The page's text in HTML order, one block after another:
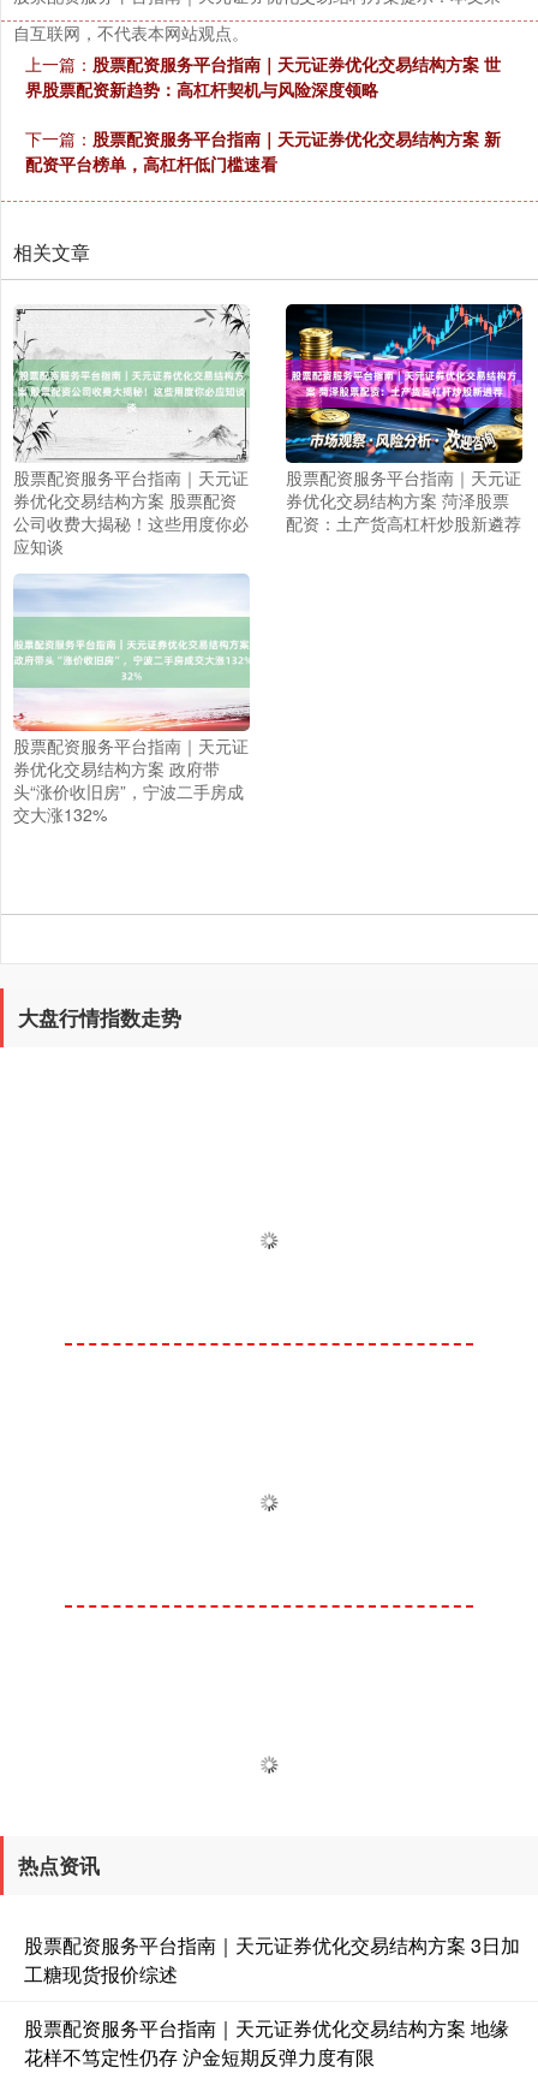
自互联网，不代表本网站观点。
上一篇： 股票配资服务平台指南｜天元证券优化交易结构方案 世
界股票配资新趋势：高杠杆契机与风险深度领略
下一篇： 股票配资服务平台指南｜天元证券优化交易结构方案 新
配资平台榜单，高杠杆低门槛速看
相关文章
股票配资服务平台指南｜天元证
券优化交易结构方案 股票配资
公司收费大揭秘！这些用度你必
应知谈
股票配资服务平台指南｜天元证
券优化交易结构方案 菏泽股票
配资：土产货高杠杆炒股新遴荐
股票配资服务平台指南｜天元证
券优化交易结构方案 政府带
头“涨价收旧房”，宁波二手房成
交大涨132%
大盘行情指数走势
热点资讯
股票配资服务平台指南｜天元证券优化交易结构方案 3日加
工糖现货报价综述
股票配资服务平台指南｜天元证券优化交易结构方案 地缘
花样不笃定性仍存 沪金短期反弹力度有限